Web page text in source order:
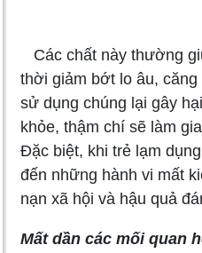
Các chất này thường
thời giảm bớt lo âu,
sử dụng chúng lại gây
khỏe, thậm chí sẽ làm
Đặc biệt, khi trẻ lạm
đến những hành vi mất
nạn xã hội và hậu quả
Mất dần các mối quan